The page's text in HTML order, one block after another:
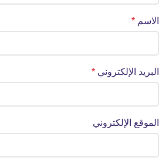
الاسم *
البريد الإلكتروني *
الموقع الإلكتروني